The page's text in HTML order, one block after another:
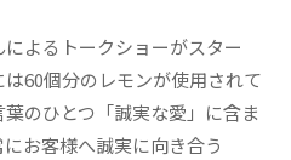
よるトークショーがスター
60個分のレモンが使用されて
のひとつ「誠実な愛」に含ま
お客様へ誠実に向き合う